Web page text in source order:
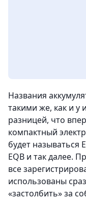
Названия
такими же, как и у
разницей, что
компактный
будет называться
EQB и так далее.
все
использованы
«застолбить» за